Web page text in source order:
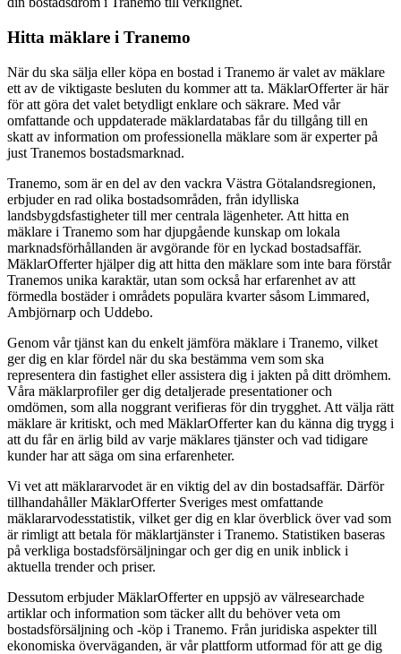
Hitta mäklare i Tranemo
När du ska sälja eller köpa en bostad i Tranemo är valet av mäklare
ett av de viktigaste besluten du kommer att ta. MäklarOfferter är här
för att göra det valet betydligt enklare och säkrare. Med vår
omfattande och uppdaterade mäklardatabas får du tillgång till en
skatt av information om professionella mäklare som är experter på
just Tranemos bostadsmarknad.
Tranemo, som är en del av den vackra Västra Götalandsregionen,
erbjuder en rad olika bostadsområden, från idylliska
landsbygdsfastigheter till mer centrala lägenheter. Att hitta en
mäklare i Tranemo som har djupgående kunskap om lokala
marknadsförhållanden är avgörande för en lyckad bostadsaffär.
MäklarOfferter hjälper dig att hitta den mäklare som inte bara förstår
Tranemos unika karaktär, utan som också har erfarenhet av att
förmedla bostäder i områdets populära kvarter såsom Limmared,
Ambjörnarp och Uddebo.
Genom vår tjänst kan du enkelt jämföra mäklare i Tranemo, vilket
ger dig en klar fördel när du ska bestämma vem som ska
representera din fastighet eller assistera dig i jakten på ditt drömhem.
Våra mäklarprofiler ger dig detaljerade presentationer och
omdömen, som alla noggrant verifieras för din trygghet. Att välja rätt
mäklare är kritiskt, och med MäklarOfferter kan du känna dig trygg i
att du får en ärlig bild av varje mäklares tjänster och vad tidigare
kunder har att säga om sina erfarenheter.
Vi vet att mäklararvodet är en viktig del av din bostadsaffär. Därför
tillhandahåller MäklarOfferter Sveriges mest omfattande
mäklararvodesstatistik, vilket ger dig en klar överblick över vad som
är rimligt att betala för mäklartjänster i Tranemo. Statistiken baseras
på verkliga bostadsförsäljningar och ger dig en unik inblick i
aktuella trender och priser.
Dessutom erbjuder MäklarOfferter en uppsjö av välresearchade
artiklar och information som täcker allt du behöver veta om
bostadsförsäljning och -köp i Tranemo. Från juridiska aspekter till
ekonomiska överväganden, är vår plattform utformad för att ge dig